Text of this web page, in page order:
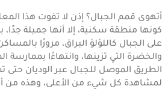
أتهوى قمم الجبال؟ إذن لا تفوت هذا
كونها منطقة سكنية، إلا أنها جميلة جدًا،
على الجبال كاللؤلؤ البراق، مرورًا
والخضرة التي تزينها، وانتهاءًا
الطريق الموصل للجبال عبر الوديان
لمشاهدة كل شيء من الأعلى، وهذه من